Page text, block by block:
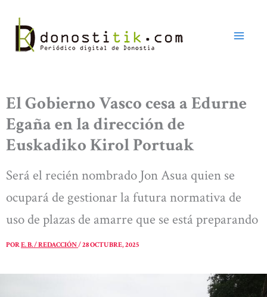
contenido
El Gobierno Vasco cesa a Edurne
Egaña en la dirección de
Euskadiko Kirol Portuak
Será el recién nombrado Jon Asua quien se
ocupará de gestionar la futura normativa de
uso de plazas de amarre que se está preparando
PORE. B. / REDACCIÓN/28 OCTUBRE, 2025